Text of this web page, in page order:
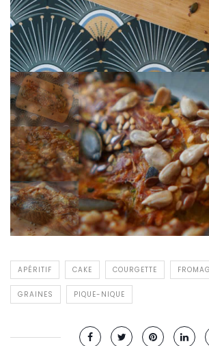
APÉRITIF CAKE COURGETTE
GRAINES PIQUE-NIQUE